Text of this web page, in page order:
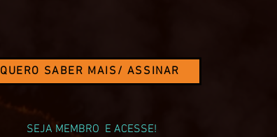
QUERO SABER MAIS/ ASSINAR
SEJA MEMBRO E ACESSE!